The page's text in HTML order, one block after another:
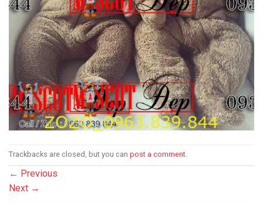
Trackbacks are closed, but you can post a comment.
← Previous
Next →